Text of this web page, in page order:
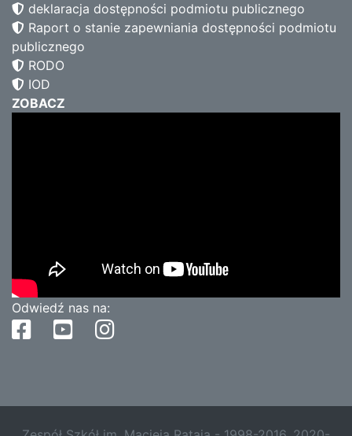
deklaracja dostępności podmiotu publicznego
Raport o stanie zapewniania dostępności podmiotu
publicznego
RODO
IOD
ZOBACZ
Odwiedź nas na: